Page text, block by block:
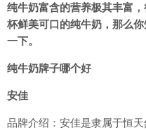
纯牛奶富含的营养极其丰富
杯鲜美可口的纯牛奶，那么
一下。
纯牛奶牌子哪个好
安佳
品牌介绍：安佳是隶属于恒